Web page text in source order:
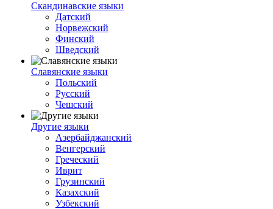
Скандинавские языки
Датский
Норвежский
Финский
Шведский
Славянские языки
Польский
Русский
Чешский
Другие языки
Азербайджанский
Венгерский
Греческий
Иврит
Грузинский
Казахский
Узбекский